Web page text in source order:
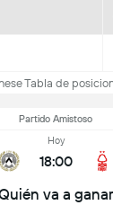
Tabla de
Partido Amistoso
Hoy
18:00
va a